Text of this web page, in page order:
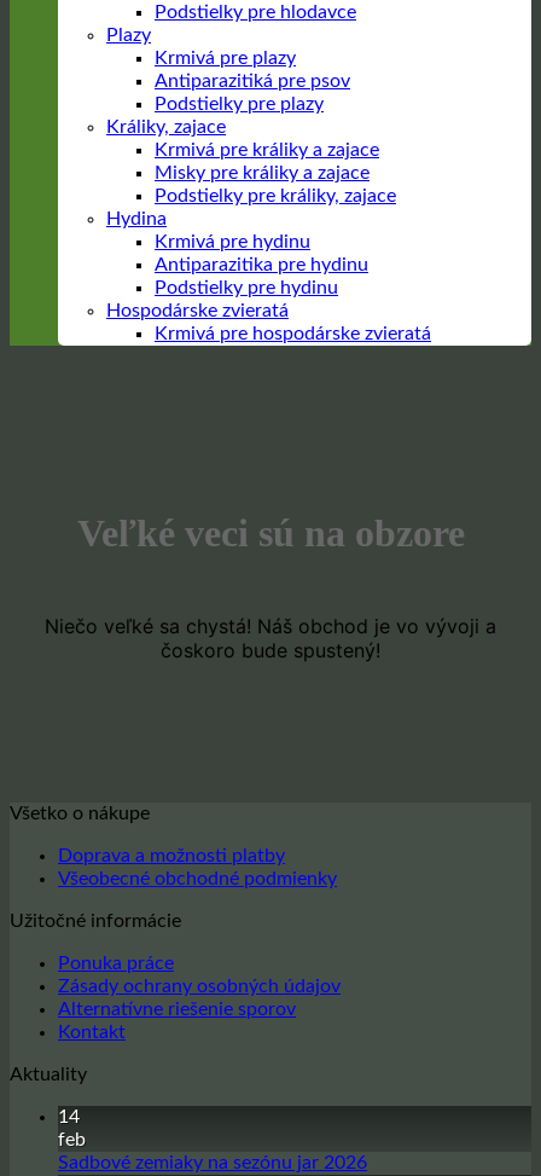
Podstielky pre hlodavce
Plazy
Krmivá pre plazy
Antiparazitiká pre psov
Podstielky pre plazy
Králiky, zajace
Krmivá pre králiky a zajace
Misky pre králiky a zajace
Podstielky pre králiky, zajace
Hydina
Krmivá pre hydinu
Antiparazitika pre hydinu
Podstielky pre hydinu
Hospodárske zvieratá
Krmivá pre hospodárske zvieratá
Veľké veci sú na obzore
Niečo veľké sa chystá! Náš obchod je vo vývoji a
čoskoro bude spustený!
Všetko o nákupe
Doprava a možnosti platby
Všeobecné obchodné podmienky
Užitočné informácie
Ponuka práce
Zásady ochrany osobných údajov
Alternatívne riešenie sporov
Kontakt
Aktuality
14
feb
Sadbové zemiaky na sezónu jar 2026Žiadne